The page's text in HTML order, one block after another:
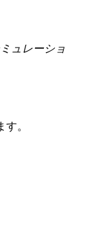
ュレーショ
。